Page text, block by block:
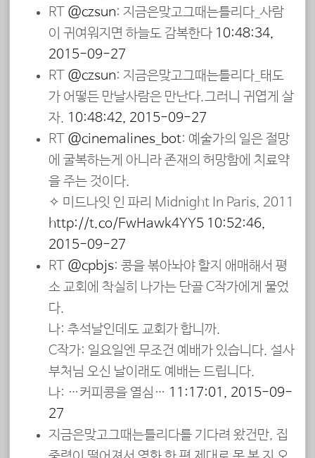
RT @czsun: 지금은맞고그때는틀리다_사람
이 귀여워지면 하늘도 감복한다 10:48:34,
2015-09-27
RT @czsun: 지금은맞고그때는틀리다_태도
가 어떻든 만날사람은 만난다.그러니 귀엽게 살
자. 10:48:42, 2015-09-27
RT @cinemalines_bot: 예술가의 일은 절망
에 굴복하는게 아니라 존재의 허망함에 치료약
을 주는 것이다.
✧ 미드나잇 인 파리 Midnight In Paris, 2011
http://t.co/EwHawk4YY5 10:52:46,
2015-09-27
RT @cpbjs: 콩을 볶아놔야 할지 애매해서 평
소 교회에 착실히 나가는 단골 C작가에게 물었
다.
나: 추석날인데도 교회가 합니까.
C작가: 일요일엔 무조건 예배가 있습니다. 설사
부처님 오신 날이래도 예배는 드립니다.
나: …커피콩을 열심… 11:17:01, 2015-09-
27
지금은맞고그때는틀리다를 기다려 왔건만, 집